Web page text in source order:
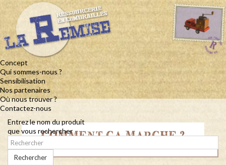
Concept
Qui sommes-nous ?
Sensibilisation
Nos partenaires
Où nous trouver ?
Contactez-nous
Entrez le nom du produit
que vous rechercher
Rechercher
COMMENT ÇA MARCHE ?